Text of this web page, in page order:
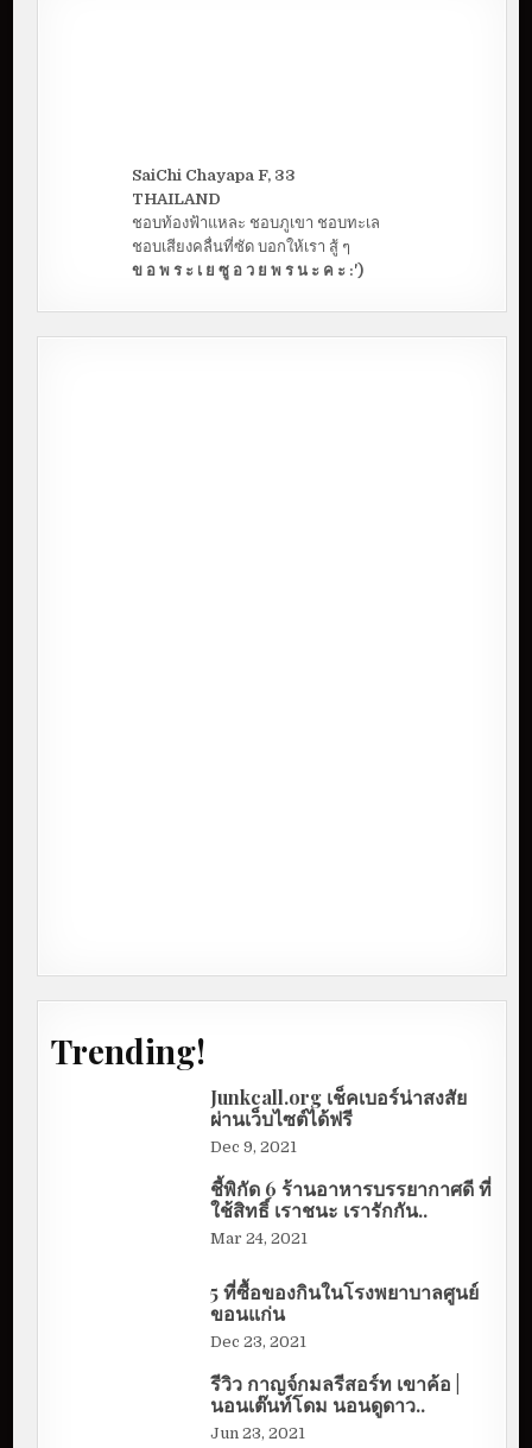
SaiChi Chayapa F, 33
THAILAND
ชอบท้องฟ้าแหละ ชอบภูเขา ชอบทะเล
ชอบเสียงคลื่นที่ซัด บอกให้เรา สู้ ๆ
ข อ พ ร ะ เ ย ซู อ ว ย พ ร น ะ ค ะ :')
Trending!
Junkcall.org เช็คเบอร์น่าสงสัย
ผ่านเว็บไซต์ได้ฟรี
Dec 9, 2021
ชี้พิกัด 6 ร้านอาหารบรรยากาศดี ที่
ใช้สิทธิ์ เราชนะ เรารักกัน..
Mar 24, 2021
5 ที่ซื้อของกินในโรงพยาบาลศูนย์
ขอนแก่น
Dec 23, 2021
รีวิว กาญจ์กมลรีสอร์ท เขาค้อ |
นอนเต๊นท์โดม นอนดูดาว..
Jun 23, 2021